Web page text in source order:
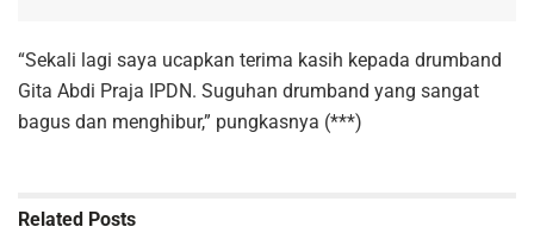
“Sekali lagi saya ucapkan terima kasih kepada drumband
Gita Abdi Praja IPDN. Suguhan drumband yang sangat
bagus dan menghibur,” pungkasnya (***)
Related Posts